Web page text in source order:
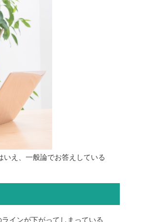
え、一般論でお答えしている
インが下がってしまっている